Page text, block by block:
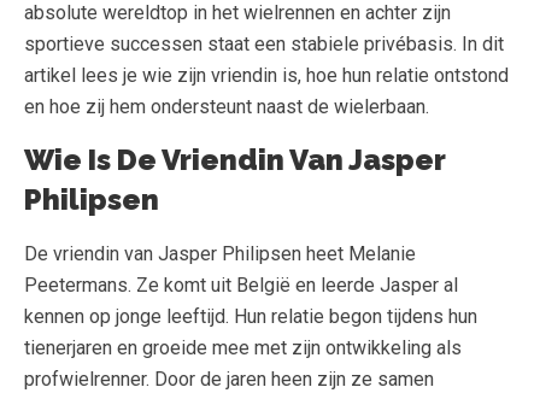
absolute wereldtop in het wielrennen en achter zijn
sportieve successen staat een stabiele privébasis. In dit
artikel lees je wie zijn vriendin is, hoe hun relatie ontstond
en hoe zij hem ondersteunt naast de wielerbaan.
Wie Is De Vriendin Van Jasper
Philipsen
De vriendin van Jasper Philipsen heet Melanie
Peetermans. Ze komt uit België en leerde Jasper al
kennen op jonge leeftijd. Hun relatie begon tijdens hun
tienerjaren en groeide mee met zijn ontwikkeling als
profwielrenner. Door de jaren heen zijn ze samen